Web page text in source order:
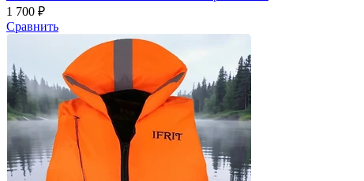
1 700 ₽
Сравнить